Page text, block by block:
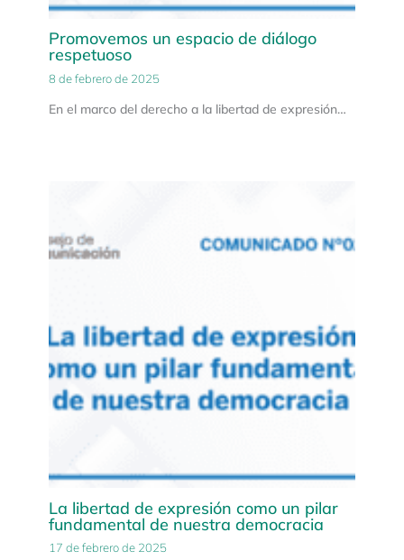
Promovemos un espacio de diálogo
respetuoso
8 de febrero de 2025
En el marco del derecho a la libertad de expresión…
La libertad de expresión como un pilar
fundamental de nuestra democracia
17 de febrero de 2025